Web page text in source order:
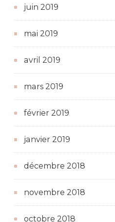
juin 2019
mai 2019
avril 2019
mars 2019
février 2019
janvier 2019
décembre 2018
novembre 2018
octobre 2018